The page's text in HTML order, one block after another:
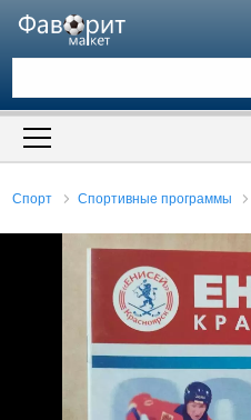
Искать также в описании
Спорт Спортивные программы